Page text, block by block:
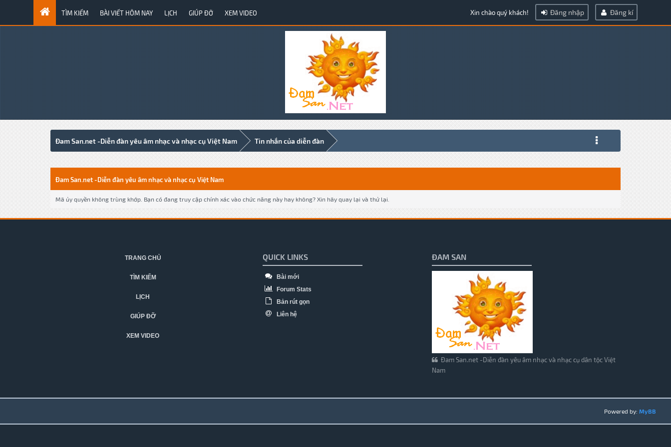
TÌM KIẾM BÀI VIẾT HÔM NAY LỊCH GIÚP ĐỠ XEM VIDEO Xin chào quý khách! Đăng nhập Đăng kí
Đam San.net -Diễn đàn yêu âm nhạc và nhạc cụ Việt Nam Tin nhắn của diễn đàn
Đam San.net -Diễn đàn yêu âm nhạc và nhạc cụ Việt Nam
Mã ủy quyền không trùng khớp. Bạn có đang truy cập chính xác vào chức năng này hay không? Xin hãy quay lại và thử lại.
TRANG CHỦ
TÌM KIẾM
LỊCH
GIÚP ĐỠ
XEM VIDEO
QUICK LINKS
Bài mới
Forum Stats
Bản rút gọn
Liên hệ
ĐAM SAN
Đam San.net -Diễn đàn yêu âm nhạc và nhạc cụ dân tộc Việt
Nam
Powered by: MyBB